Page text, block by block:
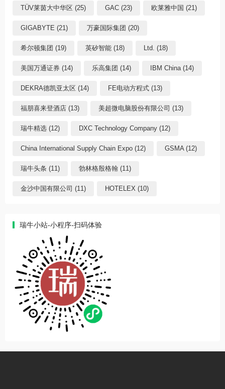
TÜV莱茵大中华区 (25) GAC (23) 欧莱雅中国 (21)
GIGABYTE (21) 万豪国际集团 (20)
希尔顿集团 (19) 英矽智能 (18) Ltd. (18)
美国万通证券 (14) 乐高集团 (14) IBM China (14)
DEKRA德凯亚太区 (14) FE电动方程式 (13)
福朋喜来登酒店 (13) 美超微电脑股份有限公司 (13)
瑞牛精选 (12) DXC Technology Company (12)
China International Supply Chain Expo (12) GSMA (12)
瑞牛头条 (11) 勃林格殷格翰 (11)
金沙中国有限公司 (11) HOTELEX (10)
瑞牛小站-小程序-扫码体验